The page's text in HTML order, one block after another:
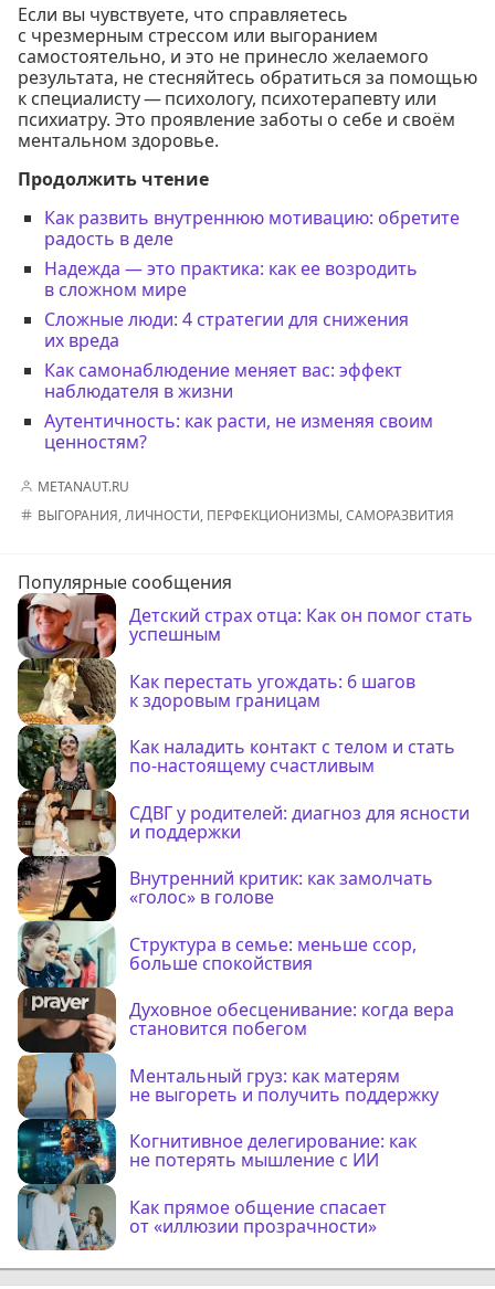
Если вы чувствуете, что справляетесь
с чрезмерным стрессом или выгоранием
самостоятельно, и это не принесло желаемого
результата, не стесняйтесь обратиться за помощью
к специалисту — психологу, психотерапевту или
психиатру. Это проявление заботы о себе и своём
ментальном здоровье.
Продолжить чтение
Как развить внутреннюю мотивацию: обретите
радость в деле
Надежда — это практика: как ее возродить
в сложном мире
Сложные люди: 4 стратегии для снижения
их вреда
Как самонаблюдение меняет вас: эффект
наблюдателя в жизни
Аутентичность: как расти, не изменяя своим
ценностям?
METANAUT.RU
ВЫГОРАНИЯ,ЛИЧНОСТИ, ПЕРФЕКЦИОНИЗМЫ,САМОРАЗВИТИЯ
Популярные сообщения
Детский страх отца: Как он помог стать
успешным
Как перестать угождать: 6 шагов
к здоровым границам
Как наладить контакт с телом и стать
по-настоящему счастливым
СДВГ у родителей: диагноз для ясности
и поддержки
Внутренний критик: как замолчать
«голос» в голове
Структура в семье: меньше ссор,
больше спокойствия
Духовное обесценивание: когда вера
становится побегом
Ментальный груз: как матерям
не выгореть и получить поддержку
Когнитивное делегирование: как
не потерять мышление с ИИ
Как прямое общение спасает
от «иллюзии прозрачности»